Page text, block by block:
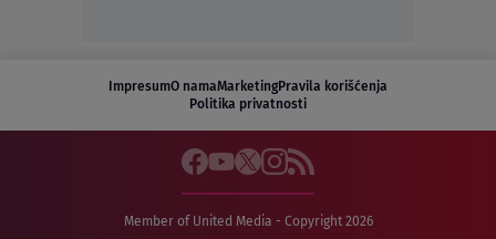
ImpresumO namaMarketingPravila korišćenja
Politika privatnosti
Member of United Media - Copyright 2026